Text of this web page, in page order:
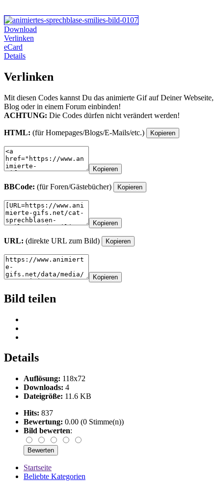
Download
Verlinken
eCard
Details
Verlinken
Mit diesen Codes kannst Du das animierte Gif auf Deiner Webseite,
Blog oder in einem Forum einbinden!
ACHTUNG: Die Codes dürfen nicht verändert werden!
HTML: (für Homepages/Blogs/E-Mails/etc.) Kopieren
Kopieren
BBCode: (für Foren/Gästebücher) Kopieren
Kopieren
URL: (direkte URL zum Bild) Kopieren
Kopieren
Bild teilen
Details
Auflösung: 118x72
Downloads: 4
Dateigröße: 11.6 KB
Hits: 837
Bewertung: 0.00 (0 Stimme(n))
Bild bewerten:
Startseite
Beliebte Kategorien